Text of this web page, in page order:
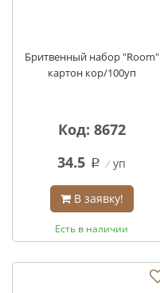
Бритвенный набор "Room"
картон кор/100уп
Код: 8672
34.5 q уп
В заявку!
Есть в наличии